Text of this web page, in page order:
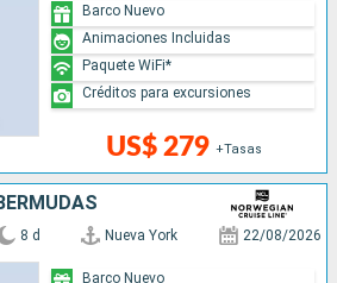
US$ 279 +Tasas
Barco Nuevo
Animaciones Incluidas
Paquete WiFi*
Créditos para excursiones
8 d Nueva York 22/08/2026
Barco Nuevo